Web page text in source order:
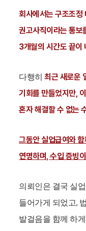
회사에서는 구조조정
권고사직이라는 통보
3개월의 시간도 끝이
다행히최근 새로운
기회를 만들었지만,
혼자 해결할 수 없는
그동안 실업급여와
연명하며, 수입 증빙
의뢰인은 결국 실
들어가게 되었고,
발걸음을 함께 하